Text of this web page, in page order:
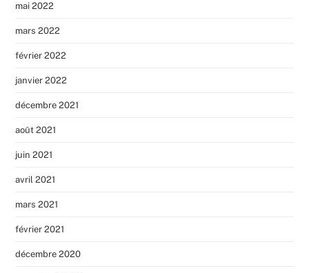
mai 2022
mars 2022
février 2022
janvier 2022
décembre 2021
août 2021
juin 2021
avril 2021
mars 2021
février 2021
décembre 2020